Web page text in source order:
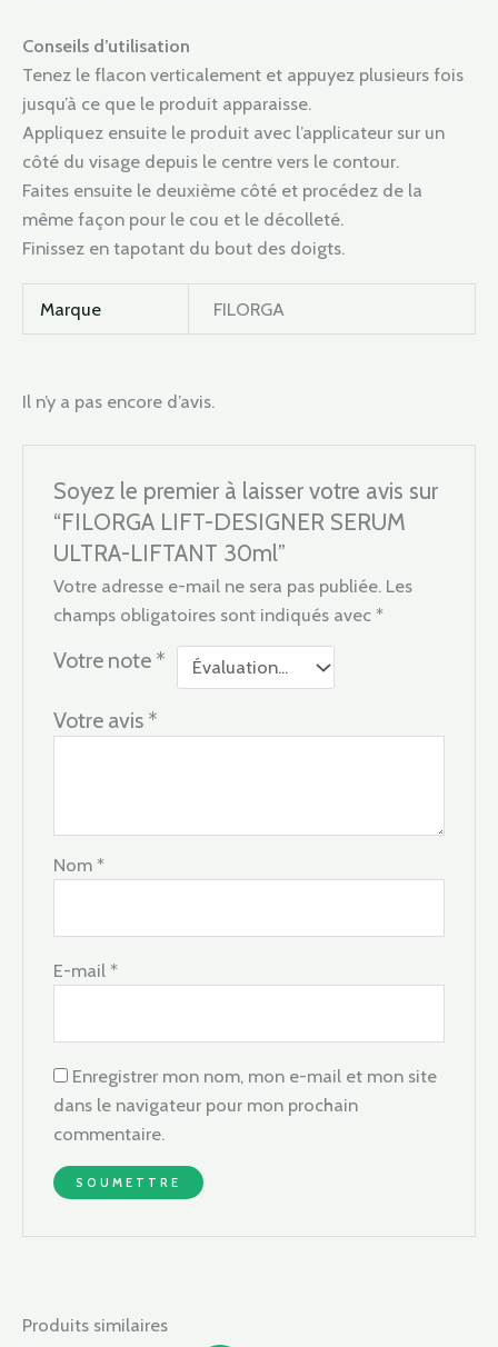
Conseils d’utilisation
Tenez le flacon verticalement et appuyez plusieurs fois
jusqu’à ce que le produit apparaisse.
Appliquez ensuite le produit avec l’applicateur sur un
côté du visage depuis le centre vers le contour.
Faites ensuite le deuxième côté et procédez de la
même façon pour le cou et le décolleté.
Finissez en tapotant du bout des doigts.
Marque FILORGA
Il n’y a pas encore d’avis.
Soyez le premier à laisser votre avis sur
“FILORGA LIFT-DESIGNER SERUM
ULTRA-LIFTANT 30ml”
Votre adresse e-mail ne sera pas publiée. Les
champs obligatoires sont indiqués avec*
Votre note *
Votre avis *
Nom*
E-mail*
Enregistrer mon nom, mon e-mail et mon site
dans le navigateur pour mon prochain
commentaire.
Produits similaires